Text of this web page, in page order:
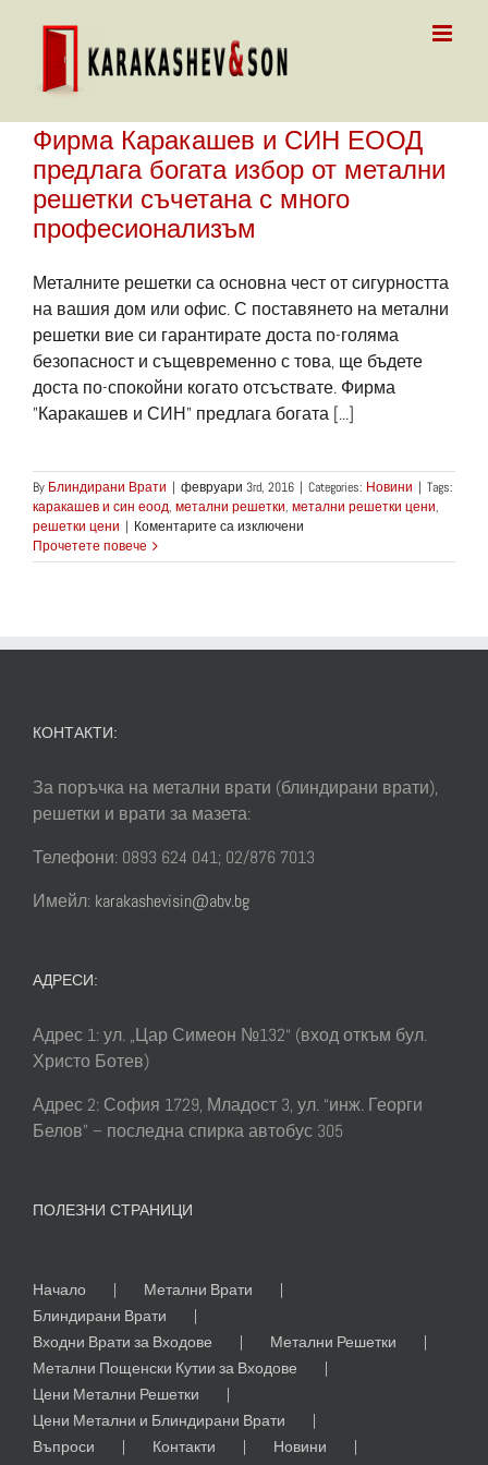
Фирма Каракашев и СИН ЕООД
предлага богата избор от метални
решетки съчетана с много
професионализъм
Металните решетки са основна чест от сигурността
на вашия дом или офис. С поставянето на метални
решетки вие си гарантирате доста по-голяма
безопасност и същевременно с това, ще бъдете
доста по-спокойни когато отсъствате. Фирма
"Каракашев и СИН" предлага богата [...]
By Блиндирани Врати | февруари 3rd, 2016 | Categories: Новини | Tags:
каракашев и син еоод, метални решетки, метални решетки цени,
решетки цени | Коментарите са изключени
Каракашев
с
много
Прочетете повече
КОНТАКТИ:
За поръчка на метални врати (блиндирани врати),
решетки и врати за мазета:
Телефони: 0893 624 041; 02/876 7013
Имейл: karakashevisin@abv.bg
АДРЕСИ:
Адрес 1: ул. „Цар Симеон №132“ (вход откъм бул.
Христо Ботев)
Адрес 2: София 1729, Младост 3, ул. “инж. Георги
Белов” – последна спирка автобус 305
ПОЛЕЗНИ СТРАНИЦИ
Начало
Метални Врати
Блиндирани Врати
Входни Врати за Входове
Метални Решетки
Метални Пощенски Кутии за Входове
Цени Метални Решетки
Цени Метални и Блиндирани Врати
Въпроси
Контакти
Новини